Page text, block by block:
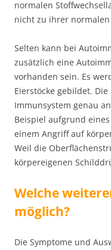
normalen
nicht zu ihrer
Selten kann bei
zusätzlich eine
vorhanden sein. Es
Eierstöcke gebildet.
Immunsystem genau
Beispiel aufgrund
einem Angriff auf
Weil die
körpereigenen
Welche
möglich?
Die Symptome und